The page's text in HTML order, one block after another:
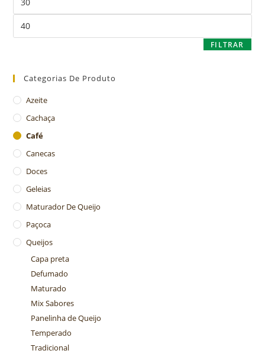
FILTRAR
Categorias De Produto
Azeite
Cachaça
Café
Canecas
Doces
Geleias
Maturador De Queijo
Paçoca
Queijos
Capa preta
Defumado
Maturado
Mix Sabores
Panelinha de Queijo
Temperado
Tradicional